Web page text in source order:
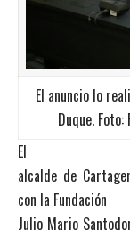
El anuncio lo
Duque.
El
alcalde de
con la Fundación
Julio Mario